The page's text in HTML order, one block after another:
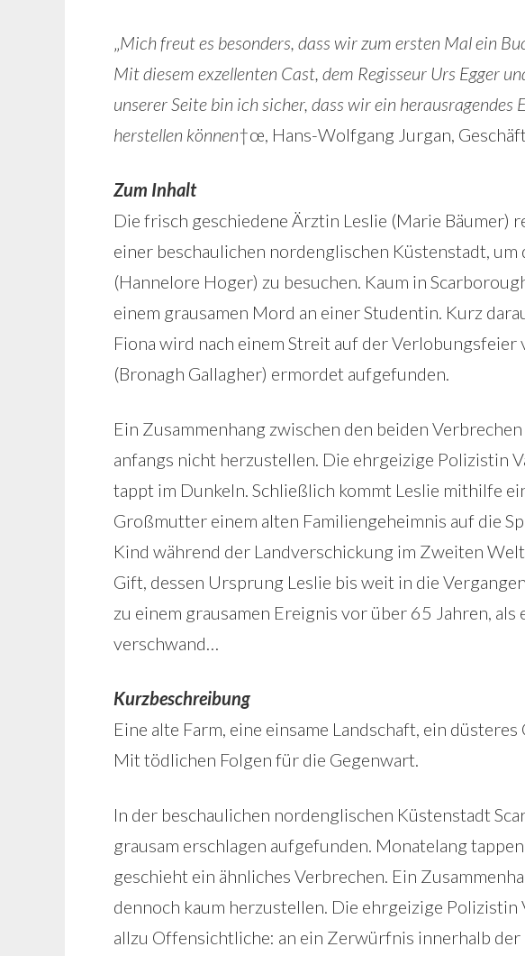
„Mich freut es besonders, dass wir zum ersten Mal ein
Mit diesem exzellenten Cast, dem Regisseur Urs Egger
unserer Seite bin ich sicher, dass wir ein
herstellen können†œ, Hans-Wolfgang Jurgan,
Zum Inhalt
Die frisch geschiedene Ärztin Leslie (Marie Bäumer)
einer beschaulichen nordenglischen Küstenstadt,
(Hannelore Hoger) zu besuchen. Kaum in
einem grausamen Mord an einer Studentin. Kurz
Fiona wird nach einem Streit auf der
(Bronagh Gallagher) ermordet aufgefunden.
Ein Zusammenhang zwischen den beiden
anfangs nicht herzustellen. Die ehrgeizige Polizistin
tappt im Dunkeln. Schließlich kommt Leslie mithilfe
Großmutter einem alten Familiengeheimnis auf die
Kind während der Landverschickung im Zweiten
Gift, dessen Ursprung Leslie bis weit in die
zu einem grausamen Ereignis vor über 65 Jahren,
verschwand…
Kurzbeschreibung
Eine alte Farm, eine einsame Landschaft, ein
Mit tödlichen Folgen für die Gegenwart.
In der beschaulichen nordenglischen Küstenstadt
grausam erschlagen aufgefunden. Monatelang
geschieht ein ähnliches Verbrechen. Ein
dennoch kaum herzustellen. Die ehrgeizige Polizistin
allzu Offensichtliche: an ein Zerwürfnis innerhalb der